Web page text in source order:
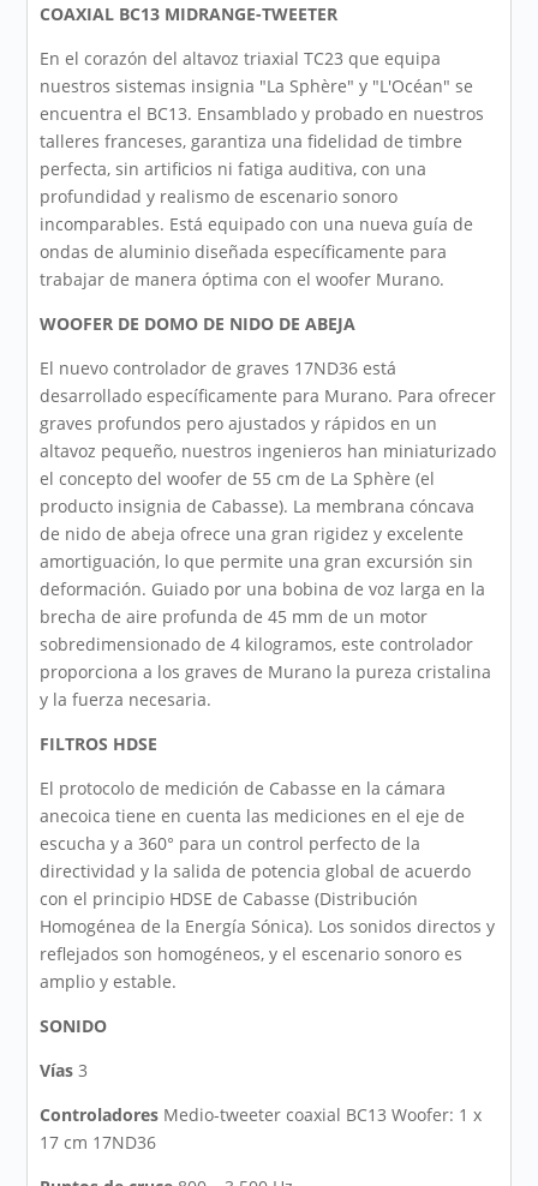
COAXIAL BC13 MIDRANGE-TWEETER
En el corazón del altavoz triaxial TC23 que equipa
nuestros sistemas insignia "La Sphère" y "L'Océan" se
encuentra el BC13. Ensamblado y probado en nuestros
talleres franceses, garantiza una fidelidad de timbre
perfecta, sin artificios ni fatiga auditiva, con una
profundidad y realismo de escenario sonoro
incomparables. Está equipado con una nueva guía de
ondas de aluminio diseñada específicamente para
trabajar de manera óptima con el woofer Murano.
WOOFER DE DOMO DE NIDO DE ABEJA
El nuevo controlador de graves 17ND36 está
desarrollado específicamente para Murano. Para ofrecer
graves profundos pero ajustados y rápidos en un
altavoz pequeño, nuestros ingenieros han miniaturizado
el concepto del woofer de 55 cm de La Sphère (el
producto insignia de Cabasse). La membrana cóncava
de nido de abeja ofrece una gran rigidez y excelente
amortiguación, lo que permite una gran excursión sin
deformación. Guiado por una bobina de voz larga en la
brecha de aire profunda de 45 mm de un motor
sobredimensionado de 4 kilogramos, este controlador
proporciona a los graves de Murano la pureza cristalina
y la fuerza necesaria.
FILTROS HDSE
El protocolo de medición de Cabasse en la cámara
anecoica tiene en cuenta las mediciones en el eje de
escucha y a 360° para un control perfecto de la
directividad y la salida de potencia global de acuerdo
con el principio HDSE de Cabasse (Distribución
Homogénea de la Energía Sónica). Los sonidos directos y
reflejados son homogéneos, y el escenario sonoro es
amplio y estable.
SONIDO
Vías 3
Controladores Medio-tweeter coaxial BC13 Woofer: 1 x
17 cm 17ND36